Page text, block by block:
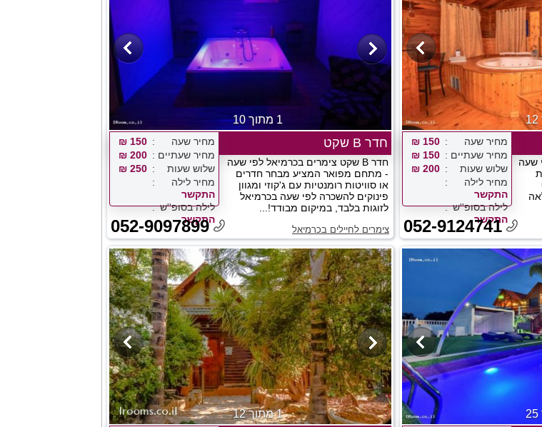
שעה
מחיר שעה
150 ₪
מחיר שעתיים
150 ₪
שלוש שעות
200 ₪
מחיר לילה
התקשר
לילה בסופ''ש
התקשר
052-9124741
1 מתוך 10
חדר B שקט
חדר B שקט צימרים בכרמיאל לפי שעה
- מתחם מפואר המציע מבחר חדרים
או סוויטות רומנטיות עם ג'קוזי ומגוון
פינוקים להשכרה לפי שעה בכרמיאל
לזוגות בלבד, במיקום מבודד!...
צימרים לחיילים בכרמיאל
מחיר שעה
150 ₪
מחיר שעתיים
200 ₪
שלוש שעות
250 ₪
מחיר לילה
התקשר
לילה בסופ''ש
התקשר
052-9097899
1 מתוך 12